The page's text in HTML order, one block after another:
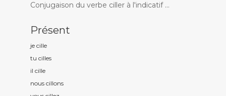
Conjugaison du verbe ciller à l'indicatif ...
Présent
je cille
tu cilles
il cille
nous cillons